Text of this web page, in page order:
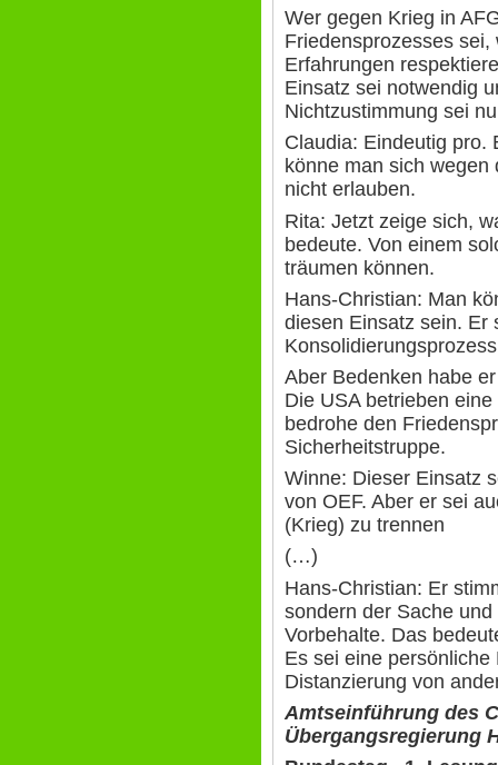
Wer gegen Krieg in
Friedensprozesses
Erfahrungen
Einsatz sei notwendig
Nichtzustimmung sei
Claudia: Eindeutig pro.
könne man sich
nicht erlauben.
Rita: Jetzt zeige sich,
bedeute. Von einem
träumen können.
Hans-Christian: Man
diesen Einsatz sein. Er
Aber Bedenken habe
Die USA betrieben
bedrohe den
Sicherheitstruppe.
Winne: Dieser Einsatz
von OEF. Aber er sei
(Krieg) zu trennen
(…)
Hans-Christian: Er
sondern der Sache
Vorbehalte. Das
Es sei eine
Distanzierung von
Amtseinführung des
Übergangsregierung